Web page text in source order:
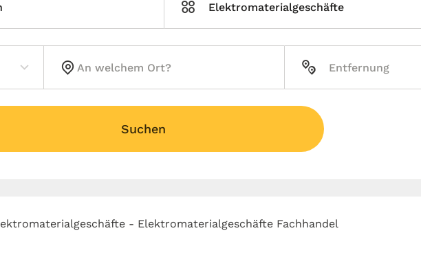
Elektromaterialgeschäfte
Suchen
- Elektromaterialgeschäfte Fachhandel